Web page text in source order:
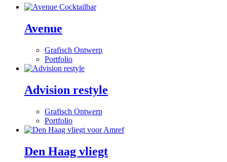
Avenue
Grafisch Ontwerp
Portfolio
Advision restyle
Grafisch Ontwerp
Portfolio
Den Haag vliegt